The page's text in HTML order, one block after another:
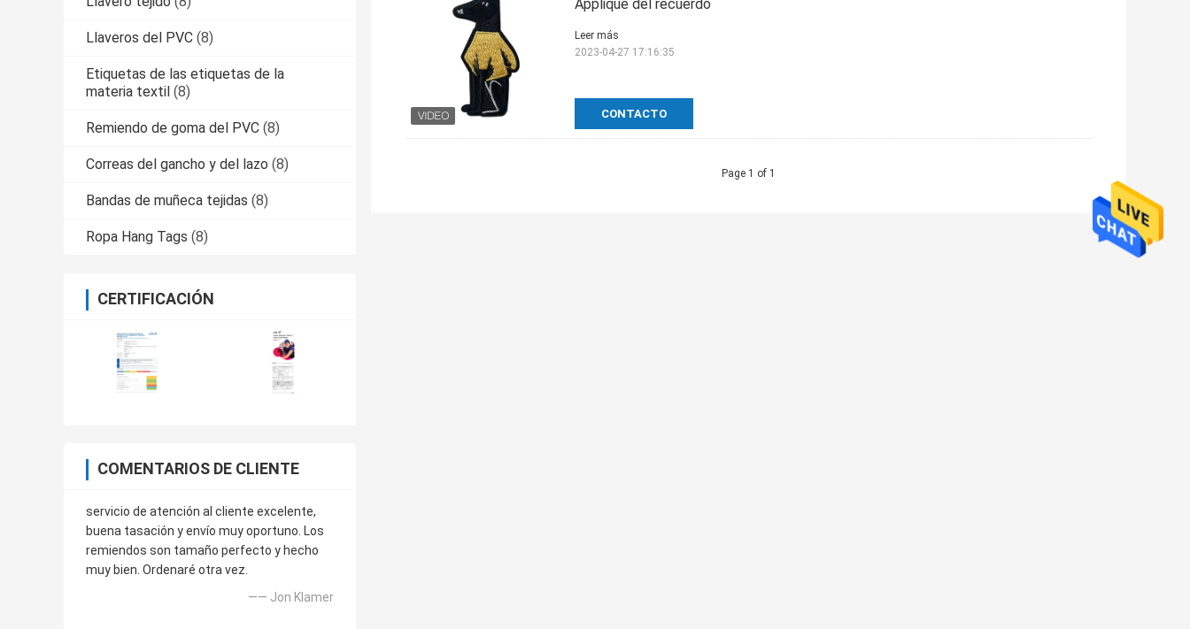
Llaveros del PVC (8)
Etiquetas de las etiquetas de la
materia textil (8)
Remiendo de goma del PVC (8)
Correas del gancho y del lazo (8)
Bandas de muñeca tejidas (8)
Ropa Hang Tags (8)
CERTIFICACIÓN
COMENTARIOS DE CLIENTE
servicio de atención al cliente excelente,
buena tasación y envío muy oportuno. Los
remiendos son tamaño perfecto y hecho
muy bien. Ordenaré otra vez.
—— Jon Klamer
Applique del recuerdo
CONTACTO
Leer más
2023-04-27 17:16:35
Page 1 of 1